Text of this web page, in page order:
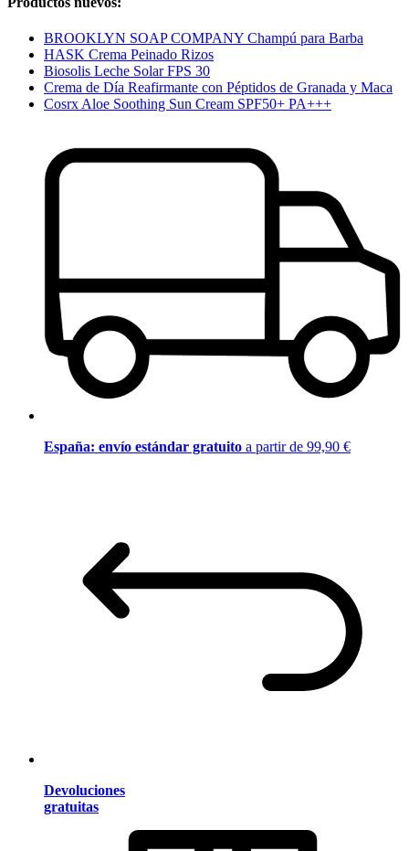
BROOKLYN SOAP COMPANY Champú para Barba
HASK Crema Peinado Rizos
Biosolis Leche Solar FPS 30
Crema de Día Reafirmante con Péptidos de Granada y Maca
Cosrx Aloe Soothing Sun Cream SPF50+ PA+++
España: envío estándar gratuito a partir de 99,90 €
Devoluciones
gratuitas